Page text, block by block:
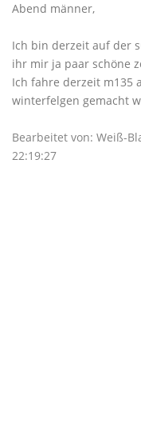
Abend männer,
Ich bin derzeit auf der
ihr mir ja paar schöne
Ich fahre derzeit m135
winterfelgen gemacht
Bearbeitet von: Weiß-
22:19:27